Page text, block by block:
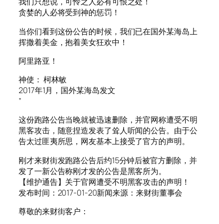
贪婪的人必将受到神的惩罚！
当你们看到这份公告的时候，我们已在国外某海岛上
挥撒着美金，抱着美女狂欢中！
阿里路亚！
神使： 柯林敏
2017年1月，国外某海岛发文
”
这份跑路公告当晚就被迅速删除，并官网称遭受不明
黑客攻击，随意捏造发表了耸人听闻的公告。由于公
告太过匪夷所思，网友基本上接受了官方的声明。
刚才来财街发跑路公告后约15分钟后被官方删除，并
发了一新公告称刚才发的公告是黑客所为。
【维护通告】关于官网遭受不明黑客攻击的声明！
发布时间：2017-01-20新闻来源：来财街董事会
尊敬的来财街客户：